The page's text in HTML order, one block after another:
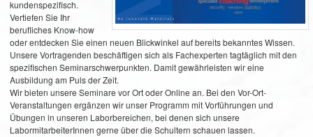
kundenspezifisch.
Vertiefen Sie Ihr
berufliches Know-how
oder entdecken Sie einen neuen Blickwinkel auf bereits bekanntes Wissen.
Unsere Vortragenden beschäftigen sich als Fachexperten tagtäglich mit den
spezifischen Seminarschwerpunkten. Damit gewährleisten wir eine
Ausbildung am Puls der Zeit.
Wir bieten unsere Seminare vor Ort oder Online an. Bei den Vor-Ort-
Veranstaltungen ergänzen wir unser Programm mit Vorführungen und
Übungen in unseren Laborbereichen, bei denen sich unsere
LabormitarbeiterInnen gerne über die Schultern schauen lassen.